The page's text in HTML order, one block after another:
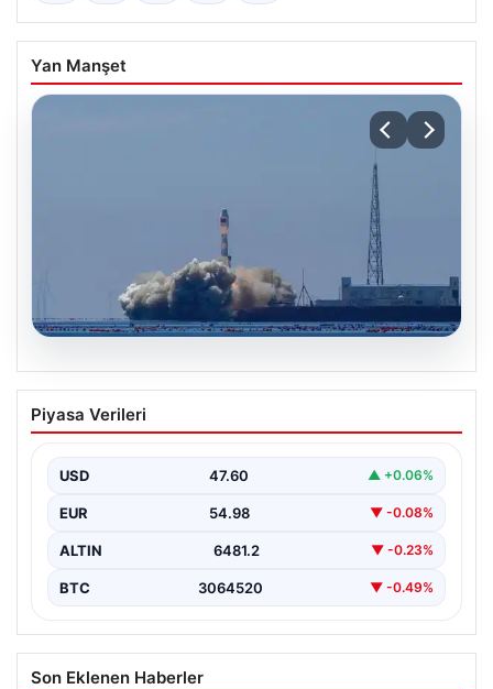
Yan Manşet
Çin, 2 hiperspektral görüntüleme
uydusunu denizden uzaya fırlattı
Piyasa Verileri
USD 47.60 ▲ +0.06%
EUR 54.98 ▼ -0.08%
ALTIN 6481.2 ▼ -0.23%
BTC 3064520 ▼ -0.49%
Son Eklenen Haberler